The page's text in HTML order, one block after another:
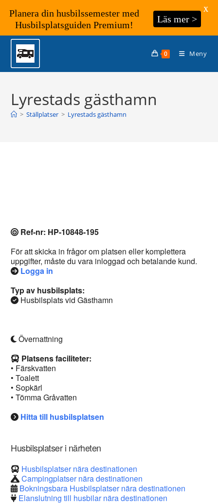
Hoppa
innehållet
0 Meny
Lyrestads gästhamn
> Ställplatser > Lyrestads gästhamn
Ref-nr: HP-10848-195
För att skicka in frågor om platsen eller komplettera
uppgifter, måste du vara inloggad och betalande kund.
Logga in
Typ av husbilsplats:
Husbilsplats vid Gästhamn
Övernattning
Platsens faciliteter:
• Färskvatten
• Toalett
• Sopkärl
• Tömma Gråvatten
Hitta till husbilsplatsen
Husbilsplatser i närheten
Husbilsplatser nära destinationen
Campingplatser nära destinationen
Bokningsbara Husbilsplatser nära destinationen
Elanslutning till husbilar nära destinationen
Planera din husbilssemester med
Husbilsplatsguiden Premium!
Läs mer >
X